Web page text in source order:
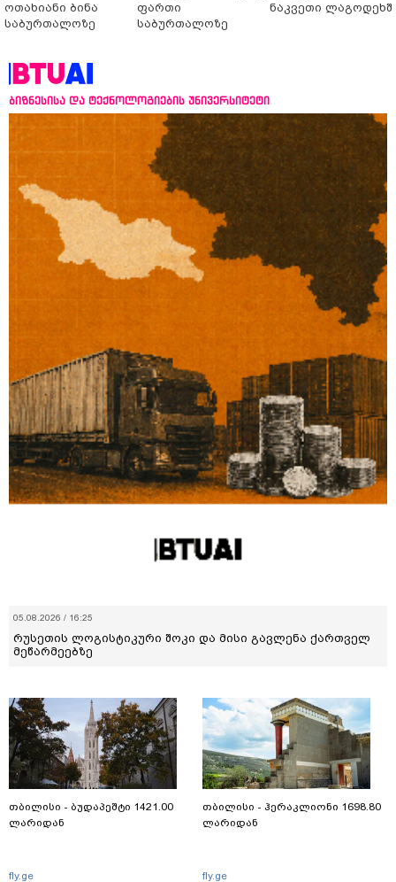
ოთახიანი ბინა
საბურთალოზე
ფართი
საბურთალოზე
ნაკვეთი
ბიზნესისა და ტექნოლოგიების უნივერსიტეტი
05.08.2026 / 16:25
რუსეთის ლოგისტიკური შოკი და მისი გავლენა ქართველ
მეწარმეებზე
თბილისი - ბუდაპეშტი 1421.00
ლარიდან
fly.ge
თბილისი - ჰერაკლიონი 1698.80
ლარიდან
fly.ge